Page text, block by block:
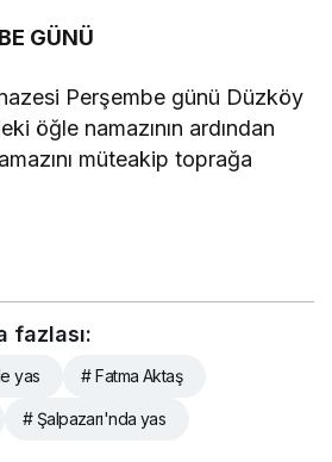
GÜNÜ
Perşembe günü Düzköy
öğle namazının ardından
müteakip toprağa
fazlası:
yas # Fatma Aktaş
# Şalpazarı'nda yas